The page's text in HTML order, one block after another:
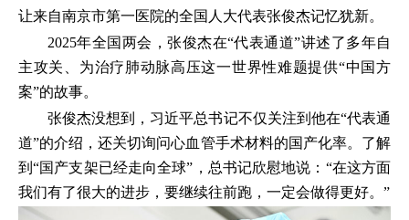
让来自南京市第一医院的全国人大代表张俊杰记忆犹新。
2025年全国两会，张俊杰在“代表通道”讲述了多年自
主攻关、为治疗肺动脉高压这一世界性难题提供“中国方
案”的故事。
张俊杰没想到，习近平总书记不仅关注到他在“代表通
道”的介绍，还关切询问心血管手术材料的国产化率。了解
到“国产支架已经走向全球”，总书记欣慰地说：“在这方面
我们有了很大的进步，要继续往前跑，一定会做得更好。”